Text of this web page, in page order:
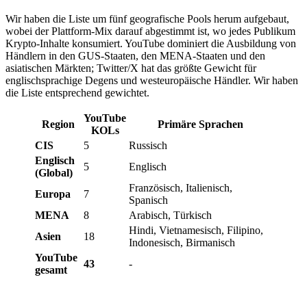
Wir haben die Liste um fünf geografische Pools herum aufgebaut,
wobei der Plattform-Mix darauf abgestimmt ist, wo jedes Publikum
Krypto-Inhalte konsumiert. YouTube dominiert die Ausbildung von
Händlern in den GUS-Staaten, den MENA-Staaten und den
asiatischen Märkten; Twitter/X hat das größte Gewicht für
englischsprachige Degens und westeuropäische Händler. Wir haben
die Liste entsprechend gewichtet.
Region
YouTube
KOLs
Primäre Sprachen
CIS
5
Russisch
Englisch
(Global)
5 Englisch
Europa 7
Französisch, Italienisch,
Spanisch
MENA
8
Arabisch, Türkisch
Asien
18
Hindi, Vietnamesisch, Filipino,
Indonesisch, Birmanisch
YouTube
gesamt
43 -